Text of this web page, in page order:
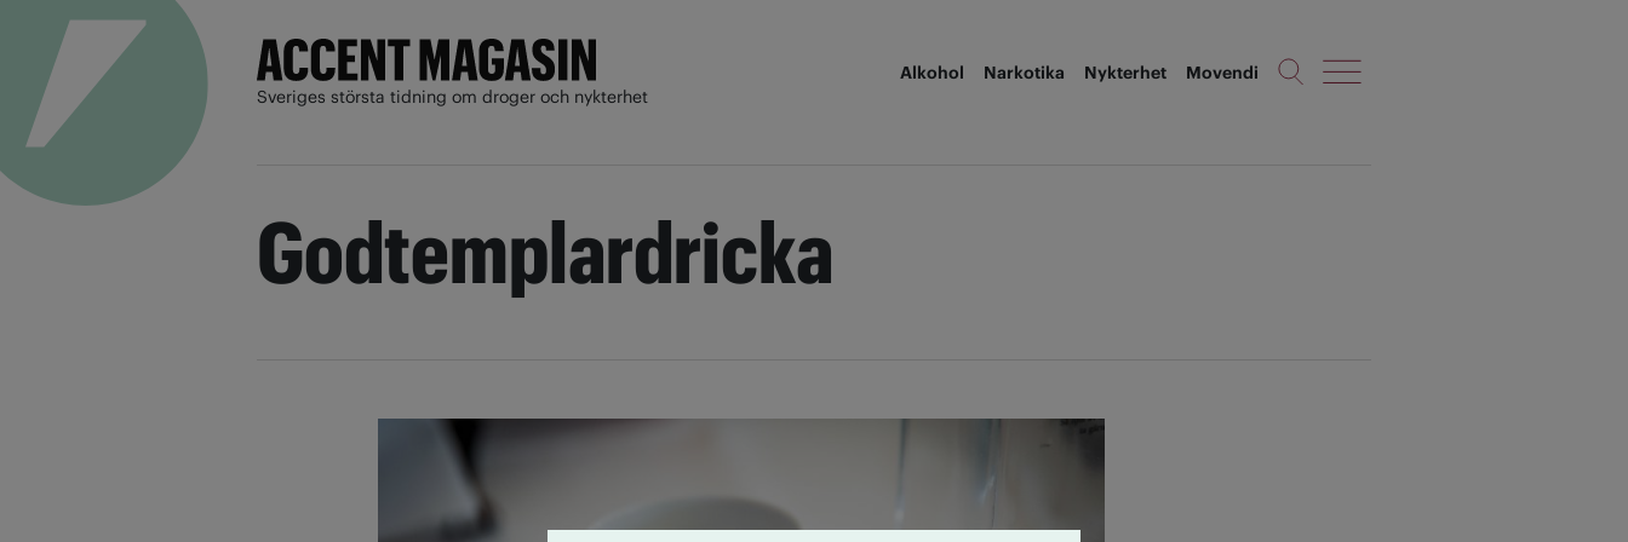
Sveriges största tidning om droger och nykterhet
Alkohol Narkotika Nykterhet Movendi
Godtemplardricka